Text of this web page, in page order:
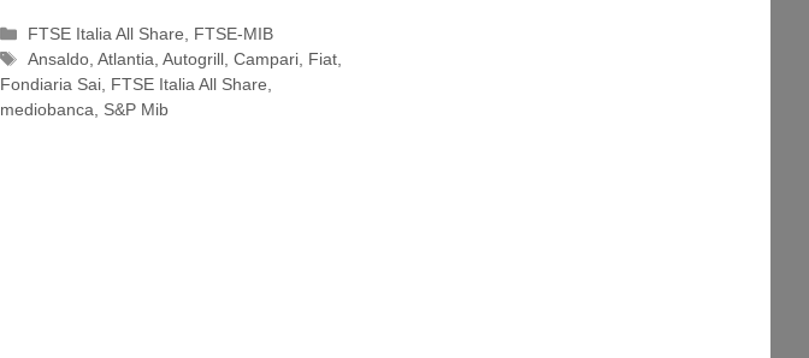
Categorie
FTSE Italia All Share
FTSE-MIB
Tag
Ansaldo ,Atlantia ,Autogrill ,Campari Fiat
Fondiaria Sai, FTSE Italia All Share
mediobanca
S&P Mib